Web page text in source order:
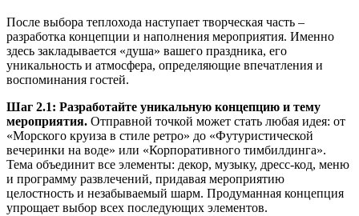
После выбора теплохода наступает творческая часть –
разработка концепции и наполнения мероприятия. Именно
здесь закладывается «душа» вашего праздника, его
уникальность и атмосфера, определяющие впечатления и
воспоминания гостей.
Шаг 2.1: Разработайте уникальную концепцию и тему
мероприятия. Отправной точкой может стать любая идея: от
«Морского круиза в стиле ретро» до «Футуристической
вечеринки на воде» или «Корпоративного тимбилдинга».
Тема объединит все элементы: декор, музыку, дресс-код, меню
и программу развлечений, придавая мероприятию
целостность и незабываемый шарм. Продуманная концепция
упрощает выбор всех последующих элементов.